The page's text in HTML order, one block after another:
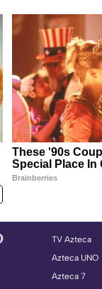
TV Azteca
Azteca UNO
Azteca 7